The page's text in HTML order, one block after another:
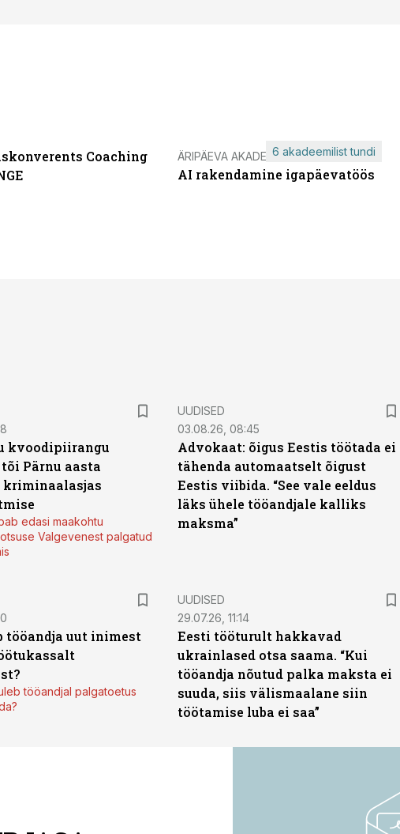
Coaching
ÄRIPÄEVA AKADEEMIA
AI rakendamine igapäevatöös
6 akadeemilist tundi
kvoodipiirangu
Pärnu aasta
edasi maakohtu
Valgevenest palgatud
UUDISED
03.08.26, 08:45
Advokaat: õigus Eestis töötada ei
tähenda automaatselt õigust
Eestis viibida. “See vale eeldus
läks ühele tööandjale kalliks
maksma”
tööandja uut inimest
tööandjal palgatoetus
UUDISED
29.07.26, 11:14
Eesti tööturult hakkavad
ukrainlased otsa saama. “Kui
tööandja nõutud palka maksta ei
suuda, siis välismaalane siin
töötamise luba ei saa”